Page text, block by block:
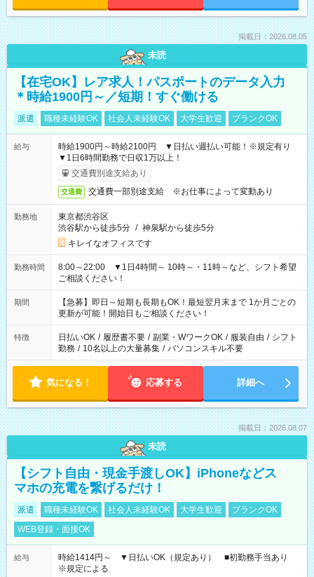
掲載日：2026.08.05
未読
【在宅OK】レア求人！パスポートのデータ入力
＊時給1900円～／短期！すぐ働ける
派遣 職種未経験OK 社会人未経験OK 大学生歓迎 ブランクOK
給与
時給1900円～時給2100円 ▼日払い週払い可能！※規定有り
▼1日6時間勤務で日収1万以上！
交通費別途支給あり
交通費 交通費一部別途支給 ※お仕事によって変動あり
勤務地
東京都渋谷区
渋谷駅から徒歩5分 / 神泉駅から徒歩5分
キレイなオフィスです
勤務時間
8:00～22:00 ▼1日4時間～ 10時～・11時～など、シフト希望
ご相談ください！
期間
【急募】即日～短期も長期もOK！最短翌月末まで 1か月ごとの
更新が可能！開始日もご相談ください！
特徴 日払いOK / 履歴書不要 / 副業・WワークOK / 服装自由 / シフト
勤務 / 10名以上の大量募集 / パソコンスキル不要
気になる！ 応募する 詳細へ
掲載日：2026.08.07
未読
【シフト自由・現金手渡しOK】iPhoneなどス
マホの充電を繋げるだけ！
派遣 職種未経験OK 社会人未経験OK 大学生歓迎
ブランクOK
WEB登録・面接OK
給与
時給1414円～ ▼日払いOK（規定あり） ■初勤務手当あり
※規定による